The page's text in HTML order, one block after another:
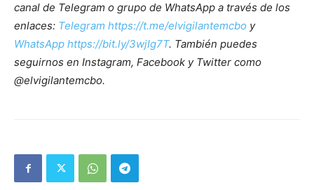
canal de Telegram o grupo de WhatsApp a través de los
enlaces: Telegram https://t.me/elvigilantemcbo y
WhatsApp https://bit.ly/3wjIg7T. También puedes
seguirnos en Instagram, Facebook y Twitter como
@elvigilantemcbo.